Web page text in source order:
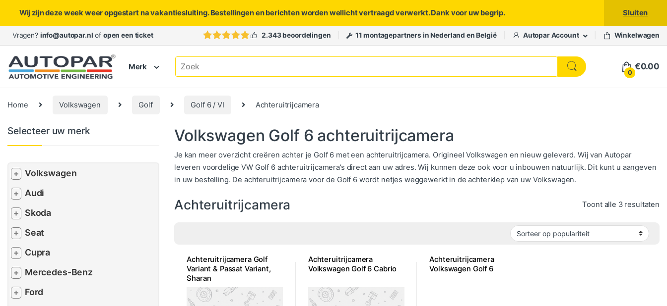
Wij zijn deze week weer opgestart na vakantiesluiting. Bestellingen en berichten worden wellicht vertraagd verwerkt. Dank voor uw begrip. Sluiten
Skip to navigation
Skip to content
Vragen? info@autopar.nl of open een ticket 2.343 beoordelingen 11 montagepartners in Nederland en België Autopar Account Winkelwagen
Merk
Search for:
0
€0.00
Home Volkswagen Golf Golf 6 / VI Achteruitrijcamera
Volkswagen Golf 6 achteruitrijcamera
Je kan meer overzicht creëren achter je Golf 6 met een achteruitrijcamera. Origineel Volkswagen en nieuw geleverd. Wij van Autopar
leveren voordelige VW Golf 6 achteruitrijcamera’s direct aan uw adres. Wij kunnen deze ook voor u inbouwen natuurlijk. Dit kunt u aangeven
in uw bestelling. De achteruitrijcamera voor de Golf 6 wordt netjes weggewerkt in de achterklep van uw Volkswagen.
Achteruitrijcamera Toont alle 3 resultaten
Achteruitrijcamera Golf
Variant & Passat Variant,
Sharan
Achteruitrijcamera
Volkswagen Golf 6 Cabrio
Achteruitrijcamera
Volkswagen Golf 6
Selecteer uw merk
+ Volkswagen
+ Audi
+ Skoda
+ Seat
+ Cupra
+ Mercedes-Benz
+ Ford